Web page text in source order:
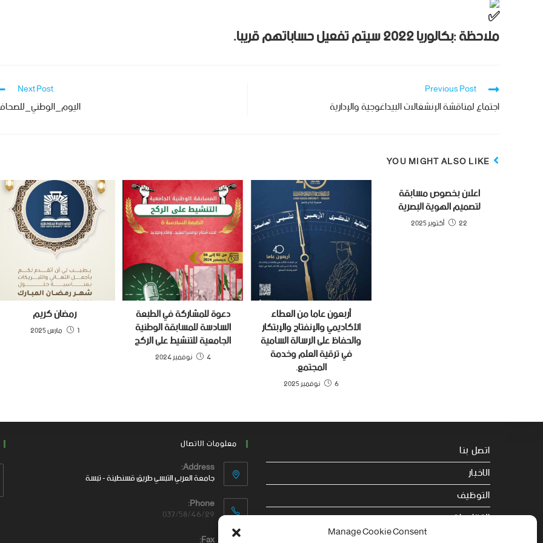
Manage Cookie Consent
ملاحظة :بكالوريا 2022 سيتم تفعيل حساباتهم قريبا.
Previous Post
اجتماع لمناقشة الإنشغالات البيداغوجية والإدارية
Next Post
YOU MIGHT ALSO LIKE
رمضان كريم
1 مارس 2025
دعوة للمشاركة في الطبعة
السادسة للمسابقة الوطنية
الجامعية للتنشيط على الركح
4 نوفمبر 2024
أربعون عاما من العطاء
الأكاديمي والإنفتاح والإبتكار
والحفاظ على الرسالة السامية
في ترقية العلم وخدمة
المجتمع.
6 نوفمبر 2025
اعلان بخصوص مسابقة
لتصميم الهوية البصرية
22 أكتوبر 2025
اتصل بنا
الاخبار
التوظيف
التظاهرات
معلومات الاتصال
Address:
جامعة العربي التبسي طريق قسنطينة - تبسة
Phone:
037/58/46/29